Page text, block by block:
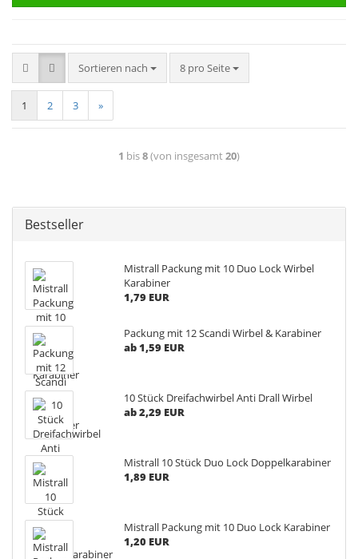
Sortieren nach 8 pro Seite
1 2 3 »
1 bis8(von insgesamt20)
Bestseller
Mistrall Packung mit 10 Duo Lock Wirbel
Karabiner
1,79 EUR
Packung mit 12 Scandi Wirbel & Karabiner
ab 1,59 EUR
10 Stück Dreifachwirbel Anti Drall Wirbel
ab 2,29 EUR
Mistrall 10 Stück Duo Lock Doppelkarabiner
1,89 EUR
Mistrall Packung mit 10 Duo Lock Karabiner
1,20 EUR